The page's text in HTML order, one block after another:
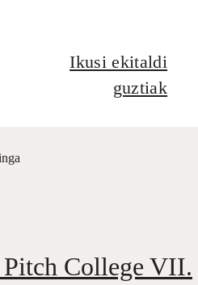
Ikusi ekitaldi
guztiak
College VII.